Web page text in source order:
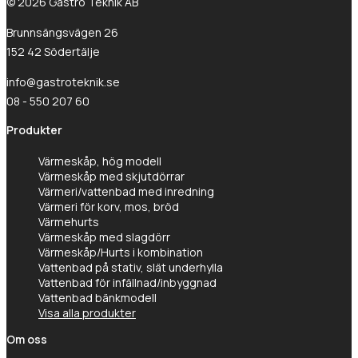
Brunnsängsvägen 26
152 42 Södertälje
info@gastroteknik.se
08 - 550 207 60
Produkter
Värmeskåp, hög modell
Värmeskåp med skjutdörrar
Värmeri/vattenbad med inredning
Värmeri för korv, mos, bröd
Värmehurts
Värmeskåp med slagdörr
Värmeskåp/Hurts i kombination
Vattenbad på stativ, slät underhylla
Vattenbad för infällnad/inbyggnad
Vattenbad bänkmodell
Visa alla produkter
Om oss